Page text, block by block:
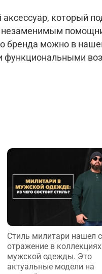
аксессуар, который
бренда можно в
функциональными
Стиль милитари нашел
отражение в коллекциях
мужской одежды. Это
актуальные модели на